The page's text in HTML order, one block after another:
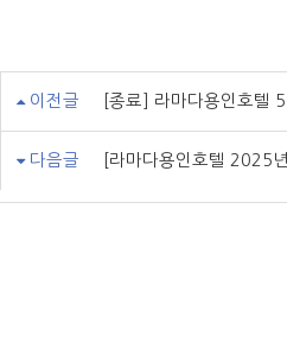
이전글
[종료] 라마다용인호텔
다음글
[라마다용인호텔 2025